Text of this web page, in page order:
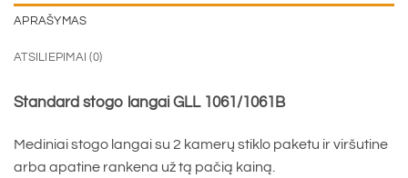
APRAŠYMAS
ATSILIEPIMAI (0)
Standard stogo langai GLL 1061/1061B
Mediniai stogo langai su 2 kamerų stiklo paketu ir viršutine
arba apatine rankena už tą pačią kainą.